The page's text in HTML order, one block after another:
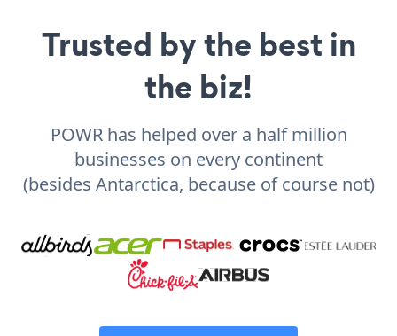
Trusted by the best in
the biz!
POWR has helped over a half million
businesses on every continent
(besides Antarctica, because of course not)